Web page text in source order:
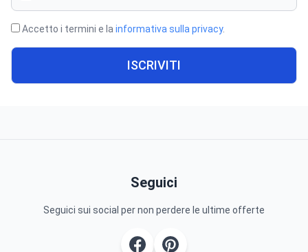
Accetto i termini e lainformativa sulla privacy.
ISCRIVITI
Seguici
Seguici sui social per non perdere le ultime offerte